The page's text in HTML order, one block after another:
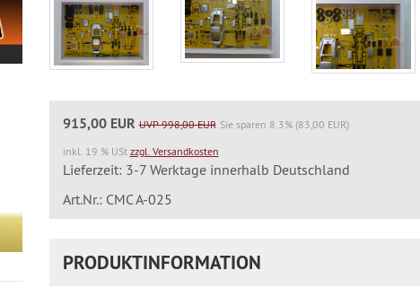
915,00 EUR UVP 998,00 EUR Sie sparen 8.3% (83,00 EUR)
inkl. 19 % USt zzgl. Versandkosten
Lieferzeit: 3-7 Werktage innerhalb Deutschland
Art.Nr.: CMC A-025
PRODUKTINFORMATION